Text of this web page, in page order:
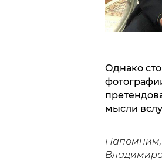
Однако
мысли
Напомним,